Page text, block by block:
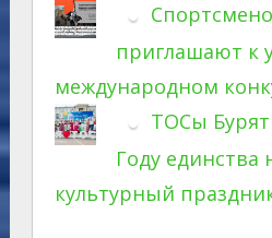
приглашают к
международном
ТОСы
Году единства
культурный